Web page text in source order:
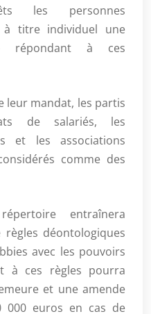
les personnes
à titre individuel une
répondant à ces
leur mandat, les partis
de salariés, les
et les associations
comme des
entraînera
règles déontologiques
avec les pouvoirs
à ces règles pourra
et une amende
000 euros en cas de